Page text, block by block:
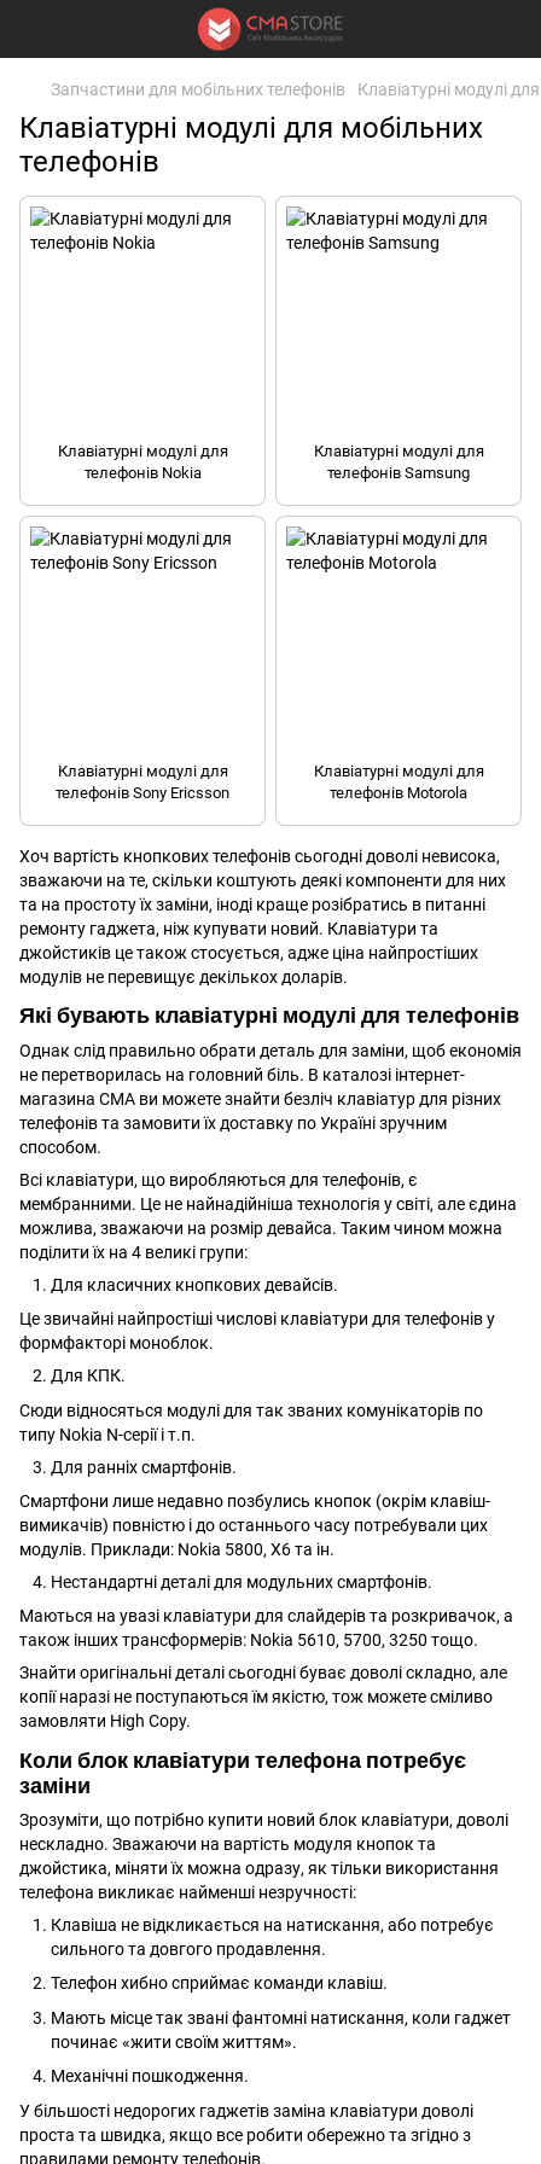
Запчастини для мобільних телефонів Клавіатурні модулі
Клавіатурні модулі для мобільних
телефонів
Хоч вартість кнопкових телефонів сьогодні доволі невисока,
зважаючи на те, скільки коштують деякі компоненти для них
та на простоту їх заміни, іноді краще розібратись в питанні
ремонту гаджета, ніж купувати новий. Клавіатури та
джойстиків це також стосується, адже ціна найпростіших
модулів не перевищує декількох доларів.
Які бувають клавіатурні модулі для телефонів
Однак слід правильно обрати деталь для заміни, щоб економія
не перетворилась на головний біль. В каталозі інтернет-
магазина CMA ви можете знайти безліч клавіатур для різних
телефонів та замовити їх доставку по Україні зручним
способом.
Всі клавіатури, що виробляються для телефонів, є
мембранними. Це не найнадійніша технологія у світі, але єдина
можлива, зважаючи на розмір девайса. Таким чином можна
поділити їх на 4 великі групи:
Для класичних кнопкових девайсів.
Це звичайні найпростіші числові клавіатури для телефонів у
формфакторі моноблок.
Для КПК.
Сюди відносяться модулі для так званих комунікаторів по
типу Nokia N-серії і т.п.
Для ранніх смартфонів.
Смартфони лише недавно позбулись кнопок (окрім клавіш-
вимикачів) повністю і до останнього часу потребували цих
модулів. Приклади: Nokia 5800, X6 та ін.
Нестандартні деталі для модульних смартфонів.
Маються на увазі клавіатури для слайдерів та розкривачок, а
також інших трансформерів: Nokia 5610, 5700, 3250 тощо.
Знайти оригінальні деталі сьогодні буває доволі складно, але
копії наразі не поступаються їм якістю, тож можете сміливо
замовляти High Copy.
Коли блок клавіатури телефона потребує
заміни
Зрозуміти, що потрібно купити новий блок клавіатури, доволі
нескладно. Зважаючи на вартість модуля кнопок та
джойстика, міняти їх можна одразу, як тільки використання
телефона викликає найменші незручності:
Клавіша не відкликається на натискання, або потребує
сильного та довгого продавлення.
Телефон хибно сприймає команди клавіш.
Мають місце так звані фантомні натискання, коли гаджет
починає «жити своїм життям».
Механічні пошкодження.
У більшості недорогих гаджетів заміна клавіатури доволі
проста та швидка, якщо все робити обережно та згідно з
правилами ремонту телефонів.
Клавіатурні модулі для
телефонів Nokia
Клавіатурні модулі для
телефонів Samsung
Клавіатурні модулі для
телефонів Sony Ericsson
Клавіатурні модулі для
телефонів Motorola